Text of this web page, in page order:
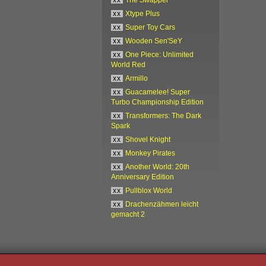
xx
Xtype Plus
xx
Super Toy Cars
xx
Wooden Sen'SeY
xx
One Piece: Unlimited
World Red
xx
Armillo
xx
Guacamelee! Super
Turbo Championship Edition
xx
Transformers: The Dark
Spark
xx
Shovel Knight
xx
Monkey Pirates
xx
Another World: 20th
Anniversary Edition
xx
Pullblox World
xx
Drachenzähmen leicht
gemacht 2